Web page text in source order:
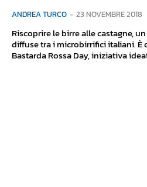
ANDREA TURCO - 23 NOVEMBRE 2018
Riscoprire le birre alle castagne,
diffuse tra i microbirrifici italiani.
Bastarda Rossa Day, iniziativa